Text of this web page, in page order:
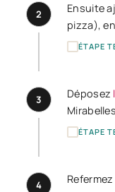
2
Ensuite
pizza),
ÉTAPE
3 Déposez
ÉTAPE
4